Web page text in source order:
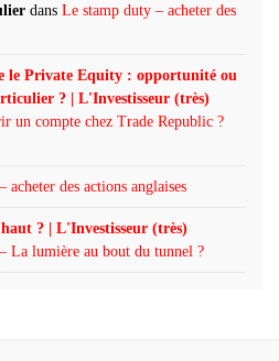
dans Le stamp duty – acheter des
le Private Equity : opportunité ou
? | L'Investisseur (très)
un compte chez Trade Republic ?
acheter des actions anglaises
? | L'Investisseur (très)
La lumière au bout du tunnel ?